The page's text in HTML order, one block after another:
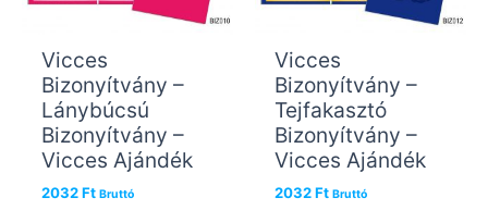
Vicces
Bizonyítvány –
Lánybúcsú
Bizonyítvány –
Vicces Ajándék
2032Ft Bruttó
Vicces
Bizonyítvány –
Tejfakasztó
Bizonyítvány –
Vicces Ajándék
2032Ft Bruttó